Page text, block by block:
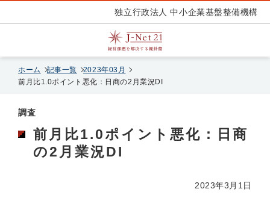
独立行政法人 中小企業基盤整備機構
ホーム 記事一覧
2023年03月
前月比1.0ポイント悪化：日商の2月業況DI
調査
前月比1.0ポイント悪化：日商
の2月業況DI
2023年3月1日